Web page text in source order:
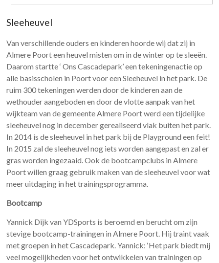
Sleeheuvel
Van verschillende ouders en kinderen hoorde wij dat zij in
Almere Poort een heuvel misten om in de winter op te sleeën.
Daarom startte ‘ Ons Cascadepark’ een tekeningenactie op
alle basisscholen in Poort voor een Sleeheuvel in het park. De
ruim 300 tekeningen werden door de kinderen aan de
wethouder aangeboden en door de vlotte aanpak van het
wijkteam van de gemeente Almere Poort werd een tijdelijke
sleeheuvel nog in december gerealiseerd vlak buiten het park.
In 2014 is de sleeheuvel in het park bij de Playground een feit!
In 2015 zal de sleeheuvel nog iets worden aangepast en zal er
gras worden ingezaaid. Ook de bootcampclubs in Almere
Poort willen graag gebruik maken van de sleeheuvel voor wat
meer uitdaging in het trainingsprogramma.
Bootcamp
Yannick Dijk van YDSports is beroemd en berucht om zijn
stevige bootcamp-trainingen in Almere Poort. Hij traint vaak
met groepen in het Cascadepark. Yannick: ‘Het park biedt mij
veel mogelijkheden voor het ontwikkelen van trainingen op